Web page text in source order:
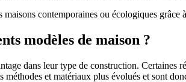
contemporaines ou écologiques
modèles de maison ?
dans leur type de construction. Certaines
méthodes et matériaux plus évolués et sont